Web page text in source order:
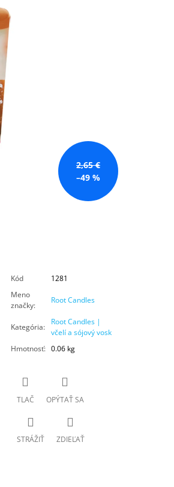
2,65 €
–49 %
Kód
1281
Meno
značky:
Root Candles
Kategória:
Root Candles |
včelí a sójový vosk
Hmotnosť: 0.06 kg
TLAČ OPÝTAŤ SA
STRÁŽIŤ ZDIEĽAŤ